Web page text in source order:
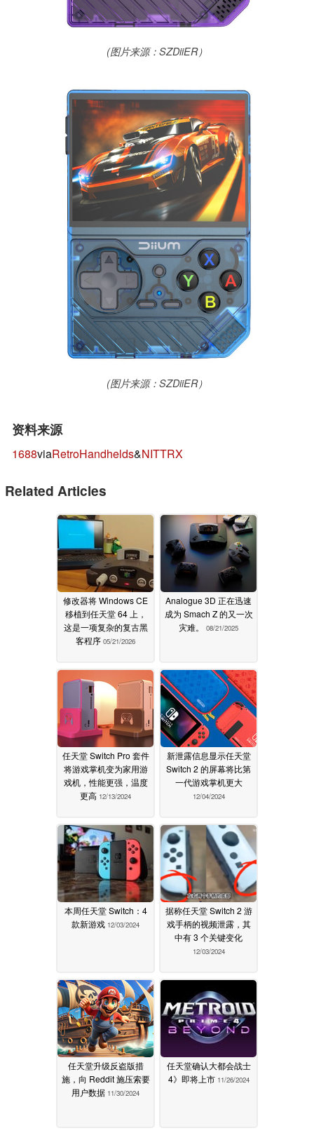
(图片来源：SZDiiER）
(图片来源：SZDiiER）
资料来源
1688viaRetroHandhelds&NITTRX
Related Articles
修改器将 Windows CE
移植到任天堂 64 上，
这是一项复杂的复古黑
客程序 05/21/2026
Analogue 3D 正在迅速
成为 Smach Z 的又一次
灾难。
08/21/2025
任天堂 Switch Pro 套件
将游戏掌机变为家用游
戏机，性能更强，温度
更高 12/13/2024
新泄露信息显示任天堂
Switch 2 的屏幕将比第
一代游戏掌机更大
12/04/2024
本周任天堂 Switch：4
款新游戏 12/03/2024
据称任天堂 Switch 2 游
戏手柄的视频泄露，其
中有 3 个关键变化
12/03/2024
任天堂升级反盗版措
施，向 Reddit 施压索要
用户数据 11/30/2024
任天堂确认大都会战士
4》即将上市 11/26/2024